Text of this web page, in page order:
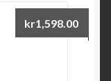
kr1,598.00